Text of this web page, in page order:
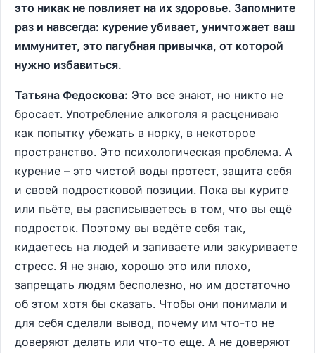
это никак не повлияет на их здоровье. Запомните
раз и навсегда: курение убивает, уничтожает ваш
иммунитет, это пагубная привычка, от которой
нужно избавиться.
Татьяна Федоскова: Это все знают, но никто не
бросает. Употребление алкоголя я расцениваю
как попытку убежать в норку, в некоторое
пространство. Это психологическая проблема. А
курение – это чистой воды протест, защита себя
и своей подростковой позиции. Пока вы курите
или пьёте, вы расписываетесь в том, что вы ещё
подросток. Поэтому вы ведёте себя так,
кидаетесь на людей и запиваете или закуриваете
стресс. Я не знаю, хорошо это или плохо,
запрещать людям бесполезно, но им достаточно
об этом хотя бы сказать. Чтобы они понимали и
для себя сделали вывод, почему им что-то не
доверяют делать или что-то еще. А не доверяют